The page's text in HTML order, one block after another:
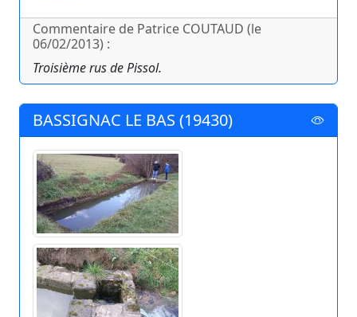
Commentaire de Patrice COUTAUD (le
06/02/2013) :
Troisième rus de Pissol.
BASSIGNAC LE BAS (19430)